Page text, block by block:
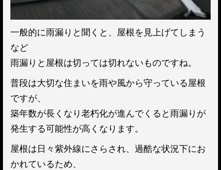
一般的に雨漏りと聞くと、屋根を見上げてしまう
など
雨漏りと屋根は切っては切れないものですね。
普段は大切な住まいを雨や風から守っている屋根
ですが、
築年数が長くなり老朽化が進んでくると雨漏りが
発生する可能性が高くなります。
屋根は日々紫外線にさらされ、過酷な状況下にお
かれているため、